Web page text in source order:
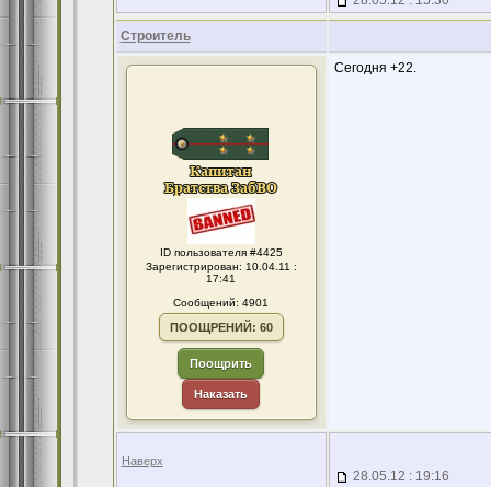
Строитель
ID пользователя #4425
Зарегистрирован: 10.04.11 :
17:41
Сообщений: 4901
ПООЩРЕНИЙ: 60
Поощрить
Наказать
Сегодня +22.
Наверх
28.05.12 : 19:16